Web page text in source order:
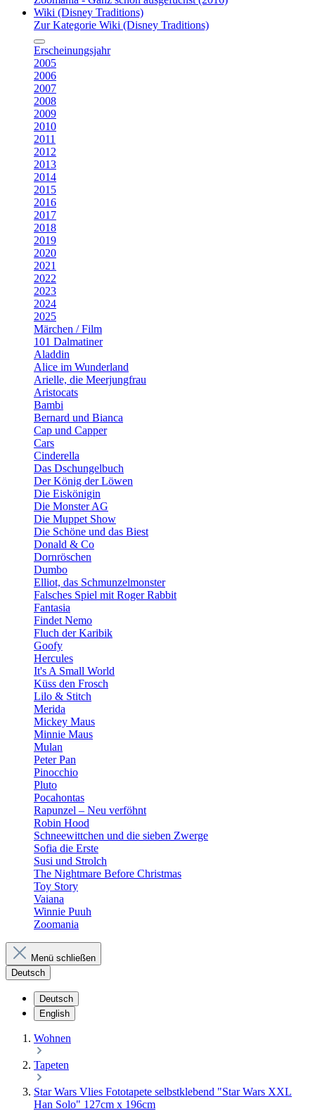
Wiki (Disney Traditions)
Zur Kategorie Wiki (Disney Traditions)
Erscheinungsjahr
2005
2006
2007
2008
2009
2010
2011
2012
2013
2014
2015
2016
2017
2018
2019
2020
2021
2022
2023
2024
2025
Märchen / Film
101 Dalmatiner
Aladdin
Alice im Wunderland
Arielle, die Meerjungfrau
Aristocats
Bambi
Bernard und Bianca
Cap und Capper
Cars
Cinderella
Das Dschungelbuch
Der König der Löwen
Die Eiskönigin
Die Monster AG
Die Muppet Show
Die Schöne und das Biest
Donald & Co
Dornröschen
Dumbo
Elliot, das Schmunzelmonster
Falsches Spiel mit Roger Rabbit
Fantasia
Findet Nemo
Fluch der Karibik
Goofy
Hercules
It's A Small World
Küss den Frosch
Lilo & Stitch
Merida
Mickey Maus
Minnie Maus
Mulan
Peter Pan
Pinocchio
Pluto
Pocahontas
Rapunzel – Neu verföhnt
Robin Hood
Schneewittchen und die sieben Zwerge
Sofia die Erste
Susi und Strolch
The Nightmare Before Christmas
Toy Story
Vaiana
Winnie Puuh
Zoomania
Menü schließen
Deutsch
Deutsch
English
Wohnen
Tapeten
Star Wars Vlies Fototapete selbstklebend "Star Wars XXL
Han Solo" 127cm x 196cm